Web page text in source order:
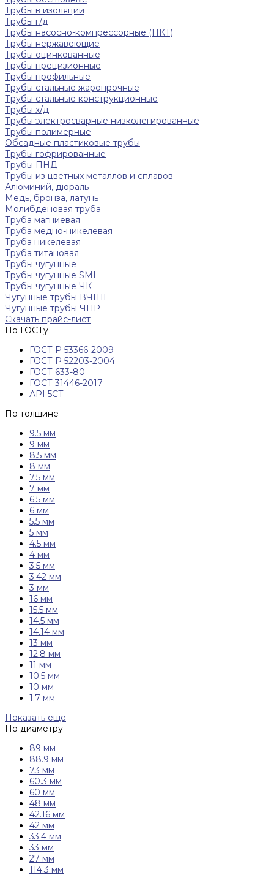
Трубы в изоляции
Трубы г/д
Трубы насосно-компрессорные (НКТ)
Трубы нержавеющие
Трубы оцинкованные
Трубы прецизионные
Трубы профильные
Трубы стальные жаропрочные
Трубы стальные конструкционные
Трубы х/д
Трубы электросварные низколегированные
Трубы полимерные
Обсадные пластиковые трубы
Трубы гофрированные
Трубы ПНД
Трубы из цветных металлов и сплавов
Алюминий, дюраль
Медь, бронза, латунь
Молибденовая труба
Труба магниевая
Труба медно-никелевая
Труба никелевая
Труба титановая
Трубы чугунные
Трубы чугунные SML
Трубы чугунные ЧК
Чугунные трубы ВЧШГ
Чугунные трубы ЧНР
Скачать прайс-лист
По ГОСТу
ГОСТ Р 53366-2009
ГОСТ Р 52203-2004
ГОСТ 633-80
ГОСТ 31446-2017
АРI 5СТ
По толщине
9.5 мм
9 мм
8.5 мм
8 мм
7.5 мм
7 мм
6.5 мм
6 мм
5.5 мм
5 мм
4.5 мм
4 мм
3.5 мм
3.42 мм
3 мм
16 мм
15.5 мм
14.5 мм
14.14 мм
13 мм
12.8 мм
11 мм
10.5 мм
10 мм
1.7 мм
Показать ещё
По диаметру
89 мм
88.9 мм
73 мм
60.3 мм
60 мм
48 мм
42.16 мм
42 мм
33.4 мм
33 мм
27 мм
114.3 мм